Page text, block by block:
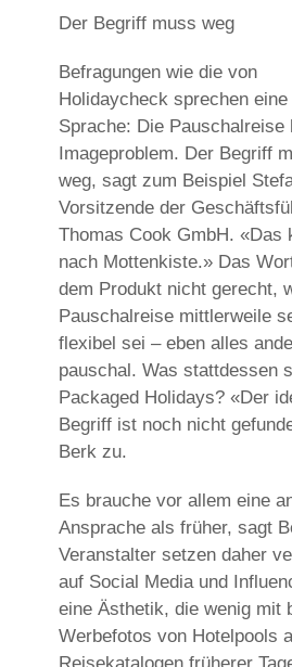
Der Begriff muss weg
Befragungen wie die von
Holidaycheck sprechen
Sprache: Die Pauschalreise
Imageproblem. Der Begriff
weg, sagt zum Beispiel
Vorsitzende der
Thomas Cook GmbH. «Das
nach Mottenkiste.» Das
dem Produkt nicht gerecht,
Pauschalreise mittlerweile
flexibel sei – eben alles
pauschal. Was stattdessen
Packaged Holidays? «Der
Begriff ist noch nicht
Berk zu.
Es brauche vor allem eine
Ansprache als früher, sagt
Veranstalter setzen daher
auf Social Media und
eine Ästhetik, die wenig mit
Werbefotos von Hotelpools